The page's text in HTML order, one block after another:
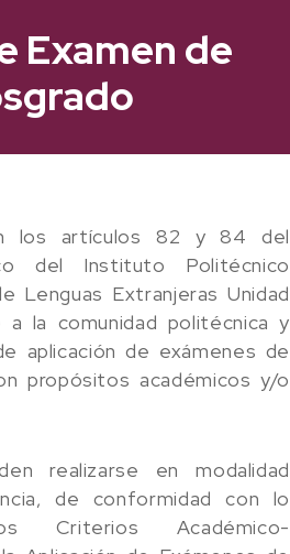
Examen de
los artículos 82 y 84 del
del Instituto Politécnico
Lenguas Extranjeras Unidad
la comunidad politécnica y
aplicación de exámenes de
propósitos académicos y/o
realizarse en modalidad
de conformidad con lo
Criterios Académico-